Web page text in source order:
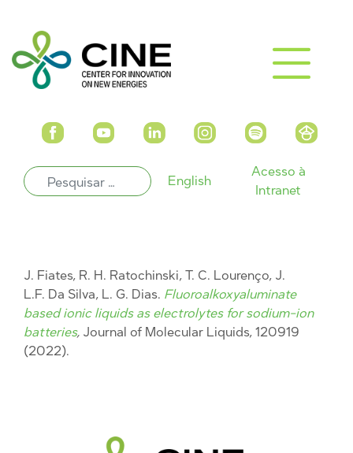
English
Acesso à
Intranet
J. Fiates, R. H. Ratochinski, T. C. Lourenço, J.
L.F. Da Silva, L. G. Dias. Fluoroalkoxyaluminate
based ionic liquids as electrolytes for sodium-ion
batteries, Journal of Molecular Liquids, 120919
(2022).